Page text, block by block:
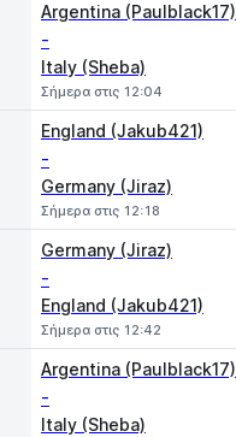
Argentina (Paulblack17)
-
Italy (Sheba)
Σήμερα στις 12:04
England (Jakub421)
-
Germany (Jiraz)
Σήμερα στις 12:18
Germany (Jiraz)
-
England (Jakub421)
Σήμερα στις 12:42
Argentina (Paulblack17)
-
Italy (Sheba)